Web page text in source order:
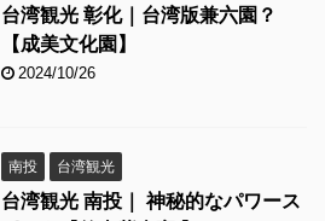
台湾観光 彰化｜台湾版兼六園？
【成美文化園】
2024/10/26
南投 台湾観光
台湾観光 南投｜ 神秘的なパワース